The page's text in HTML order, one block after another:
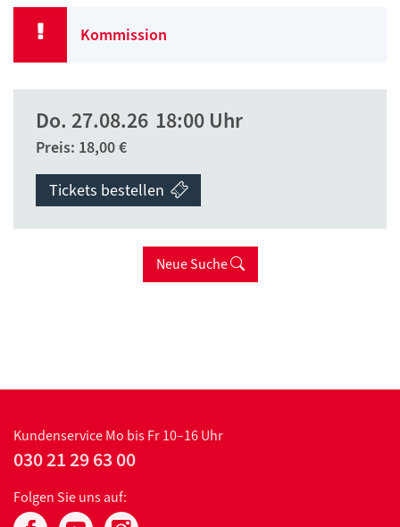
Kommission
Do. 27.08.26 18:00 Uhr
Preis: 18,00 €
Tickets bestellen
Neue Suche
KundenserviceMo bis Fr 10–16 Uhr
030 21 29 63 00
Folgen Sie uns auf: